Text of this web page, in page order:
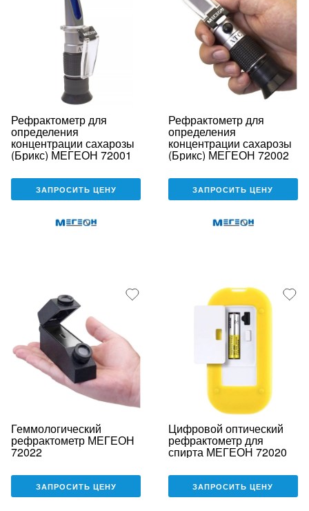
Рефрактометр для
определения
концентрации сахарозы
(Брикс) МЕГЕОН 72001
ЗАПРОСИТЬ ЦЕНУ
Рефрактометр для
определения
концентрации сахарозы
(Брикс) МЕГЕОН 72002
ЗАПРОСИТЬ ЦЕНУ
Геммологический
рефрактометр МЕГЕОН
72022
ЗАПРОСИТЬ ЦЕНУ
Цифровой оптический
рефрактометр для
спирта МЕГЕОН 72020
ЗАПРОСИТЬ ЦЕНУ